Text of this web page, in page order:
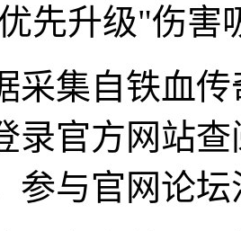
先升级"伤害
采集自铁血
录官方网站
参与官网论